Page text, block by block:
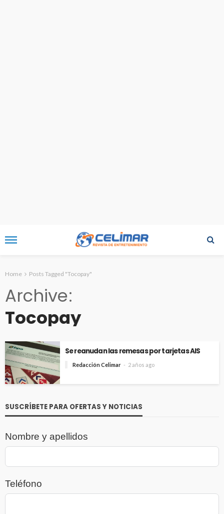
Home Posts Tagged "Tocopay"
Archive
Tocopay
Se reanudan las remesas por tarjetas AIS
Redacción Celimar 2 años ago
SUSCRÍBETE PARA OFERTAS Y NOTICIAS
Nombre y apellidos
Teléfono